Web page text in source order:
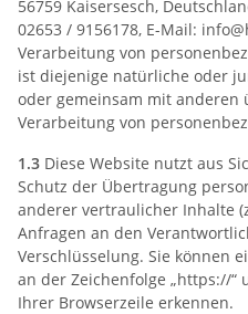
56759 Kaisersesch,
02653 / 9156178, E-Mail:
Verarbeitung von
ist diejenige natürliche oder
oder gemeinsam mit
Verarbeitung von
1.3 Diese Website nutzt aus
Schutz der Übertragung
anderer vertraulicher Inhalte
Anfragen an den
Verschlüsselung. Sie können
an der Zeichenfolge „https://“
Ihrer Browserzeile erkennen.